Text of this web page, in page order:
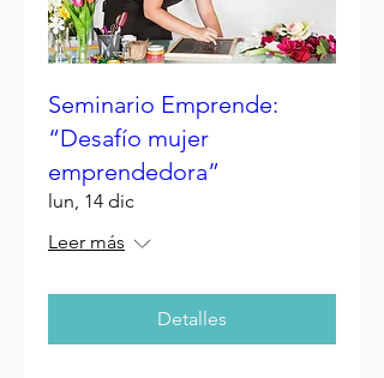
Seminario Emprende:
“Desafío mujer
emprendedora”
lun, 14 dic
Leer más
Detalles